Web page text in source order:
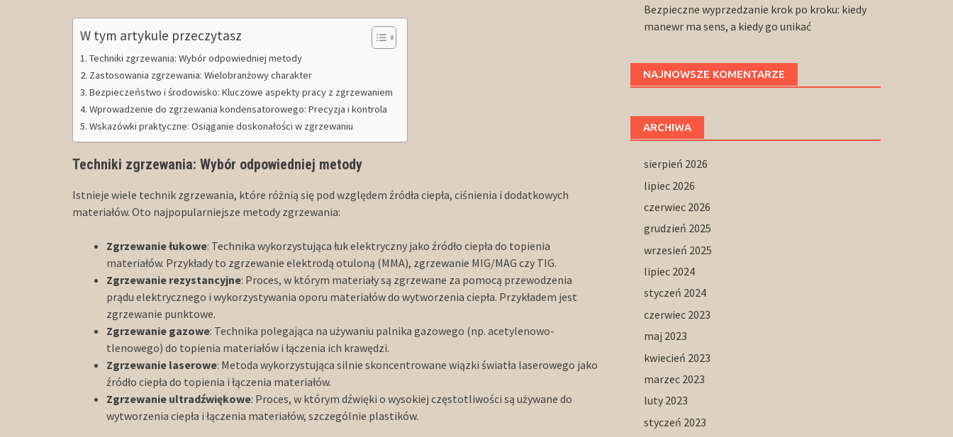
W tym artykule przeczytasz
Techniki zgrzewania: Wybór odpowiedniej metody
Zastosowania zgrzewania: Wielobranżowy charakter
Bezpieczeństwo i środowisko: Kluczowe aspekty pracy z zgrzewaniem
Wprowadzenie do zgrzewania kondensatorowego: Precyzja i kontrola
Wskazówki praktyczne: Osiąganie doskonałości w zgrzewaniu
Techniki zgrzewania: Wybór odpowiedniej metody
Istnieje wiele technik zgrzewania, które różnią się pod względem źródła ciepła, ciśnienia i dodatkowych
materiałów. Oto najpopularniejsze metody zgrzewania:
Zgrzewanie łukowe: Technika wykorzystująca łuk elektryczny jako źródło ciepła do topienia
materiałów. Przykłady to zgrzewanie elektrodą otuloną (MMA), zgrzewanie MIG/MAG czy TIG.
Zgrzewanie rezystancyjne: Proces, w którym materiały są zgrzewane za pomocą przewodzenia
prądu elektrycznego i wykorzystywania oporu materiałów do wytworzenia ciepła. Przykładem jest
zgrzewanie punktowe.
Zgrzewanie gazowe: Technika polegająca na używaniu palnika gazowego (np. acetylenowo-
tlenowego) do topienia materiałów i łączenia ich krawędzi.
Zgrzewanie laserowe: Metoda wykorzystująca silnie skoncentrowane wiązki światła laserowego jako
źródło ciepła do topienia i łączenia materiałów.
Zgrzewanie ultradźwiękowe: Proces, w którym dźwięki o wysokiej częstotliwości są używane do
wytworzenia ciepła i łączenia materiałów, szczególnie plastików.
Bezpieczne wyprzedzanie krok po kroku: kiedy
manewr ma sens, a kiedy go unikać
NAJNOWSZE KOMENTARZE
ARCHIWA
sierpień 2026
lipiec 2026
czerwiec 2026
grudzień 2025
wrzesień 2025
lipiec 2024
styczeń 2024
czerwiec 2023
maj 2023
kwiecień 2023
marzec 2023
luty 2023
styczeń 2023